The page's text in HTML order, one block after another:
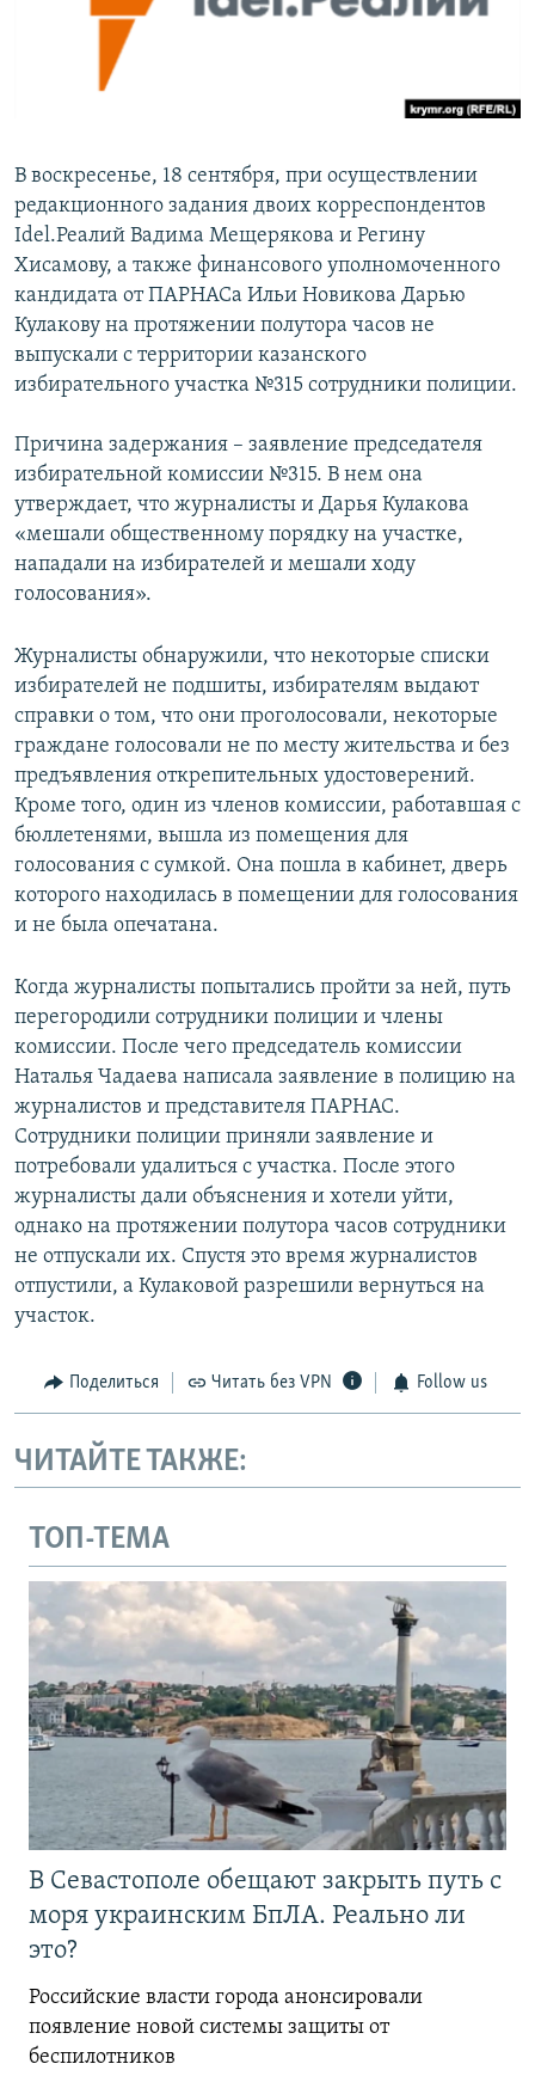
ПОБЕДИТЕЛЕЙ НЕ СУДЯТ?
КРЫМ.НЕПОКОРЕННЫЙ
ПРИСОЕДИНЯЙТЕСЬ!
Все сайты RFE/RL
В воскресенье, 18 сентября, при осуществлении
редакционного задания двоих корреспондентов
Idel.Реалий Вадима Мещерякова и Регину
Хисамову, а также финансового уполномоченного
кандидата от ПАРНАСа Ильи Новикова Дарью
Кулакову на протяжении полутора часов не
выпускали с территории казанского
избирательного участка №315 сотрудники полиции.
Причина задержания – заявление председателя
избирательной комиссии №315. В нем она
утверждает, что журналисты и Дарья Кулакова
«мешали общественному порядку на участке,
нападали на избирателей и мешали ходу
голосования».
Журналисты обнаружили, что некоторые списки
избирателей не подшиты, избирателям выдают
справки о том, что они проголосовали, некоторые
граждане голосовали не по месту жительства и без
предъявления открепительных удостоверений.
Кроме того, один из членов комиссии, работавшая с
бюллетенями, вышла из помещения для
голосования с сумкой. Она пошла в кабинет, дверь
которого находилась в помещении для голосования
и не была опечатана.
Когда журналисты попытались пройти за ней, путь
перегородили сотрудники полиции и члены
комиссии. После чего председатель комиссии
Наталья Чадаева написала заявление в полицию на
журналистов и представителя ПАРНАС.
Сотрудники полиции приняли заявление и
потребовали удалиться с участка. После этого
журналисты дали объяснения и хотели уйти,
однако на протяжении полутора часов сотрудники
не отпускали их. Спустя это время журналистов
отпустили, а Кулаковой разрешили вернуться на
участок.
Поделиться Читать без VPN Follow us
ЧИТАЙТЕ ТАКЖЕ:
ТОП-ТЕМА
В Севастополе обещают закрыть путь с
моря украинским БпЛА. Реально ли
это?
Российские власти города анонсировали
появление новой системы защиты от
беспилотников